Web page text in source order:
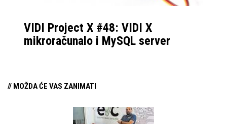
VIDI Project X #48: VIDI X
mikroračunalo i MySQL server
// MOŽDA ĆE VAS ZANIMATI